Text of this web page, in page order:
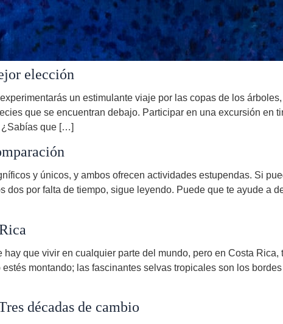
elección
un estimulante viaje por las copas de los
que se encuentran debajo. Participar en una excursión en
¿Sabías que […]
y únicos, y ambos ofrecen actividades estupendas. Si
dos por falta de tiempo, sigue leyendo. Puede que te ayude a
que vivir en cualquier parte del mundo, pero en Costa
montando; las fascinantes selvas tropicales son los
décadas de cambio